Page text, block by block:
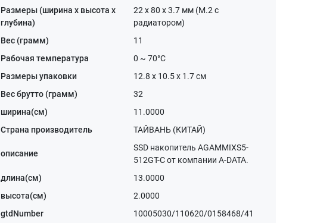
Размеры (ширина x высота x
глубина)
22 x 80 x 3.7 мм (M.2 с
радиатором)
Вес (грамм)
11
Рабочая температура
0 ~ 70°C
Размеры упаковки
12.8 x 10.5 x 1.7 см
Вес брутто (грамм)
32
ширина(см)
11.0000
Страна производитель
ТАЙВАНЬ (КИТАЙ)
описание
SSD накопитель AGAMMIXS5-
512GT-C от компании A-DATA.
длина(см)
13.0000
высота(см)
2.0000
gtdNumber
10005030/110620/0158468/41